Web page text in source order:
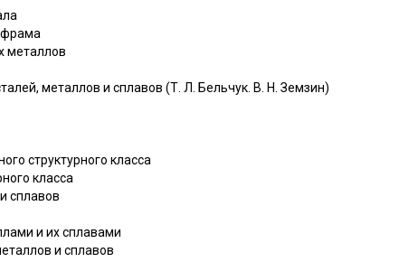
металлов
металлов и сплавов (Т. Л. Бельчук. В. Н. Земзин)
структурного класса
класса
сплавов
и их сплавами
и сплавов